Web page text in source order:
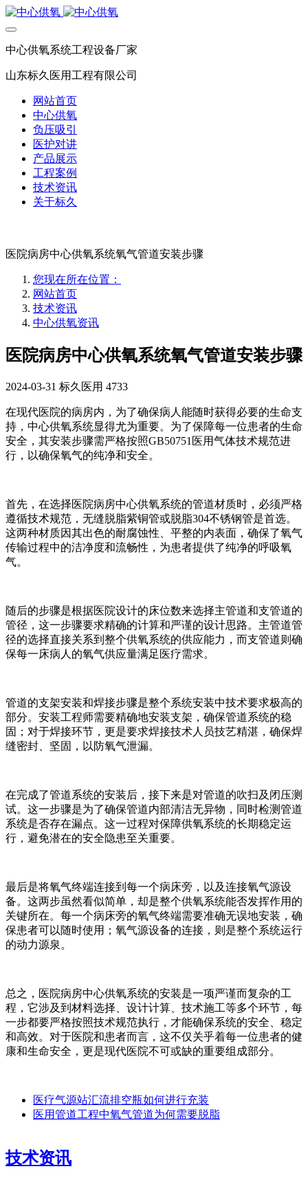
中心供氧系统工程设备厂家
山东标久医用工程有限公司
网站首页
中心供氧
负压吸引
医护对讲
产品展示
工程案例
技术资讯
关于标久
医院病房中心供氧系统氧气管道安装步骤
您现在所在位置：
网站首页
技术资讯
中心供氧资讯
医院病房中心供氧系统氧气管道安装步骤
2024-03-31 标久医用 4733
在现代医院的病房内，为了确保病人能随时获得必要的生命支
持，中心供氧系统显得尤为重要。为了保障每一位患者的生命
安全，其安装步骤需严格按照GB50751医用气体技术规范进
行，以确保氧气的纯净和安全。
首先，在选择医院病房中心供氧系统的管道材质时，必须严格
遵循技术规范，无缝脱脂紫铜管或脱脂304不锈钢管是首选。
这两种材质因其出色的耐腐蚀性、平整的内表面，确保了氧气
传输过程中的洁净度和流畅性，为患者提供了纯净的呼吸氧
气。
随后的步骤是根据医院设计的床位数来选择主管道和支管道的
管径，这一步骤要求精确的计算和严谨的设计思路。主管道管
径的选择直接关系到整个供氧系统的供应能力，而支管道则确
保每一床病人的氧气供应量满足医疗需求。
管道的支架安装和焊接步骤是整个系统安装中技术要求极高的
部分。安装工程师需要精确地安装支架，确保管道系统的稳
固；对于焊接环节，更是要求焊接技术人员技艺精湛，确保焊
缝密封、坚固，以防氧气泄漏。
在完成了管道系统的安装后，接下来是对管道的吹扫及闭压测
试。这一步骤是为了确保管道内部清洁无异物，同时检测管道
系统是否存在漏点。这一过程对保障供氧系统的长期稳定运
行，避免潜在的安全隐患至关重要。
最后是将氧气终端连接到每一个病床旁，以及连接氧气源设
备。这两步虽然看似简单，却是整个供氧系统能否发挥作用的
关键所在。每一个病床旁的氧气终端需要准确无误地安装，确
保患者可以随时使用；氧气源设备的连接，则是整个系统运行
的动力源泉。
总之，医院病房中心供氧系统的安装是一项严谨而复杂的工
程，它涉及到材料选择、设计计算、技术施工等多个环节，每
一步都要严格按照技术规范执行，才能确保系统的安全、稳定
和高效。对于医院和患者而言，这不仅关乎着每一位患者的健
康和生命安全，更是现代医院不可或缺的重要组成部分。
医疗气源站汇流排空瓶如何进行充装
医用管道工程中氧气管道为何需要脱脂
技术资讯